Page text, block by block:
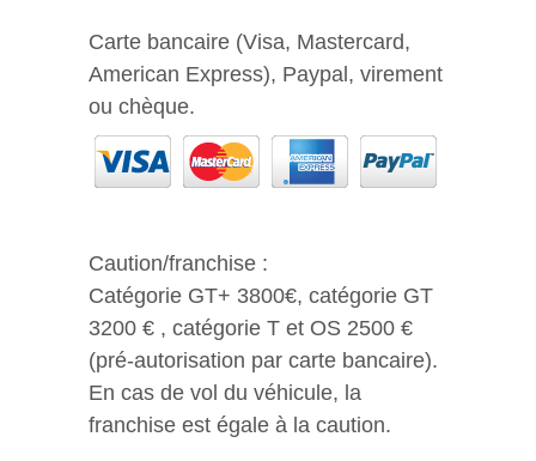
Carte bancaire (Visa, Mastercard,
American Express), Paypal, virement
ou chèque.
Caution/franchise :
Catégorie GT+ 3800€, catégorie GT
3200 € , catégorie T et OS 2500 €
(pré-autorisation par carte bancaire).
En cas de vol du véhicule, la
franchise est égale à la caution.